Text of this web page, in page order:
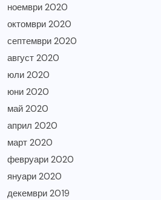
ноември 2020
октомври 2020
септември 2020
август 2020
юли 2020
юни 2020
май 2020
април 2020
март 2020
февруари 2020
януари 2020
декември 2019